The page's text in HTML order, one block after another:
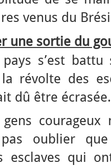
venus du
une sortie du
pays s’est
révolte des
dû être écrasée.
pas oublier
esclaves qui